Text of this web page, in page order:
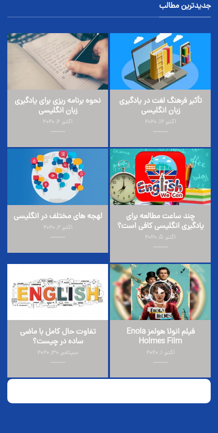
جدیدترین مطالب
تأثیر فرهنگ لغت در یادگیری
زبان انگلیسی
اکتبر 12, 2020
نحوه برنامه ریزی برای یادگیری
زبان انگلیسی
اکتبر 6, 2020
چند ساعت مطالعه برای
یادگیری انگلیسی کافی است؟
اکتبر 5, 2020
لهجه های مختلف در انگلیسی
اکتبر 2, 2020
فیلم انولا هولمز Enola
Holmes Film
اکتبر 1, 2020
تفاوت حال کامل با ماضی
ساده در چیست؟
سپتامبر 30, 2020